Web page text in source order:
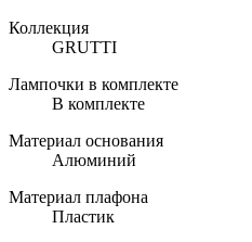
Коллекция
GRUTTI
Лампочки в комплекте
В комплекте
Материал основания
Алюминий
Материал плафона
Пластик